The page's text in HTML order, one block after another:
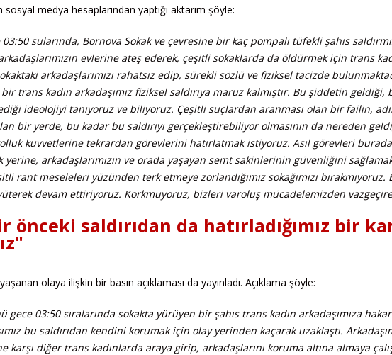
sosyal medya hesaplarından yaptığı aktarım şöyle:
sularında, Bornova Sokak ve çevresine bir kaç pompalı tüfekli şahıs
evlerine ateş ederek, çeşitli sokaklarda da öldürmek için trans
arkadaşlarımızı rahatsız edip, sürekli sözlü ve fiziksel tacizde
trans kadın arkadaşımız fiziksel saldırıya maruz kalmıştır. Bu şiddetin geldiği,
ideolojiyi tanıyoruz ve biliyoruz. Çeşitli suçlardan aranması olan bir failin,
bir yerde, bu kadar bu saldırıyı gerçekleştirebiliyor olmasının da nereden
kuvvetlerine tekrardan görevlerini hatırlatmak istiyoruz. Asıl görevleri
yerine, arkadaşlarımızın ve orada yaşayan semt sakinlerinin güvenliğini
rant meseleleri yüzünden terk etmeye zorlandığımız sokağımızı bırakmıyoruz.
devam ettiriyoruz. Korkmuyoruz, bizleri varoluş mücadelemizden
önceki saldırıdan da hatırladığımız bir
olaya ilişkin bir basın açıklaması da yayınladı. Açıklama şöyle:
gece 03:50 sıralarında sokakta yürüyen bir şahıs trans kadın arkadaşımıza
bu saldırıdan kendini korumak için olay yerinden kaçarak uzaklaştı.
karşı diğer trans kadınlarda araya girip, arkadaşlarını koruma altına almaya